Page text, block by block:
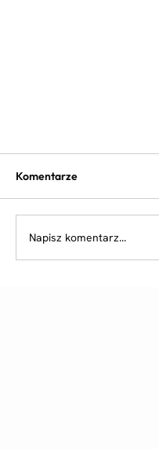
Komentarze
Napisz komentarz...